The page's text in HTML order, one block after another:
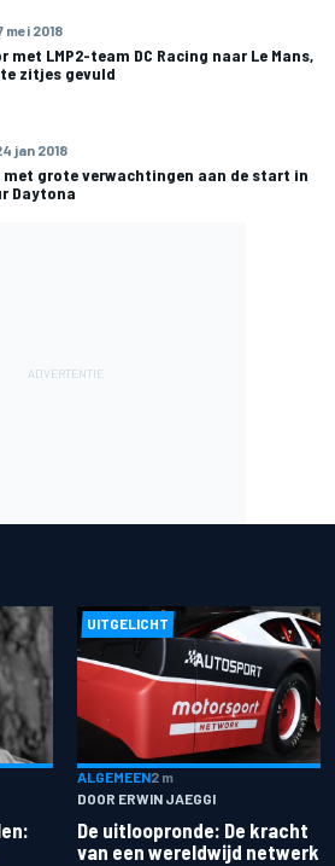
mei 2018
met LMP2-team DC Racing naar Le Mans,
zitjes gevuld
jan 2018
met grote verwachtingen aan de start in
Daytona
UITGELICHT
ALGEMEEN2 m
DOOR ERWIN JAEGGI
De uitloopronde: De kracht
van een wereldwijd netwerk